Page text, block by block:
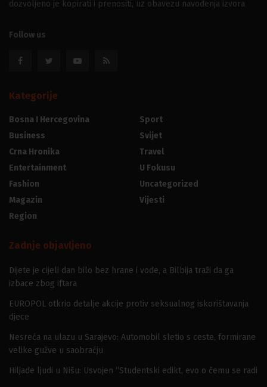
dozvoljeno je kopirati i prenositi, uz obavezu navođenja izvora
Follow us
Kategorije
Bosna I Hercegovina
Business
Crna Hronika
Entertainment
Fashion
Magazin
Region
Sport
Svijet
Travel
U Fokusu
Uncategorized
Vijesti
Zadnje objavljeno
Dijete je cijeli dan bilo bez hrane i vode, a Bilbija traži da ga
izbace zbog iftara
EUROPOL otkrio detalje akcije protiv seksualnog iskorištavanja
djece
Nesreća na ulazu u Sarajevo: Automobil sletio s ceste, formirane
velike gužve u saobraćju
Hiljade ljudi u Nišu: Usvojen “Studentski edikt, evo o čemu se radi